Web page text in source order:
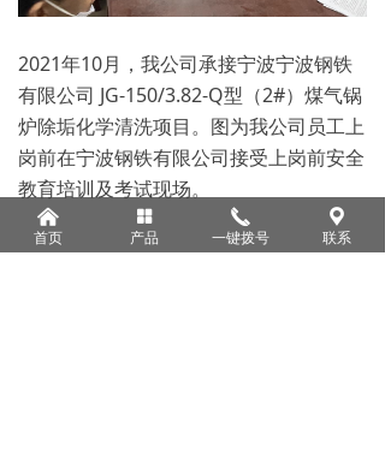
2021年10月，我公司承接宁波宁波钢铁
有限公司 JG-150/3.82-Q型（2#）煤气锅
炉除垢化学清洗项目。图为我公司员工上
岗前在宁波钢铁有限公司接受上岗前安全
教育培训及考试现场。
낀
首页
넒
产品
끅
一键拨号
끇
联系